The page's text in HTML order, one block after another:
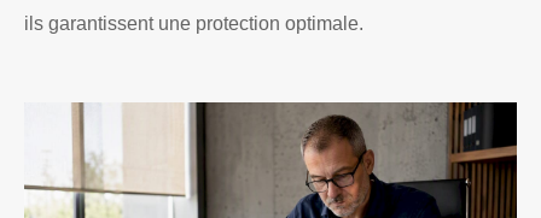
ils garantissent une protection optimale.